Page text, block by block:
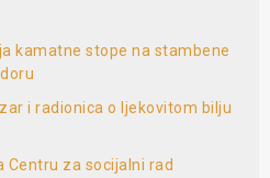
kamatne stope na stambene
i radionica o ljekovitom bilju
Centru za socijalni rad